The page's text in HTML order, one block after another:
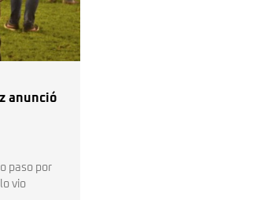
anunció
paso por
vio